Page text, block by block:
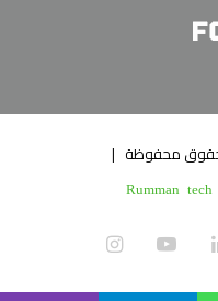
لينكدإنيوتيوبانستقرام